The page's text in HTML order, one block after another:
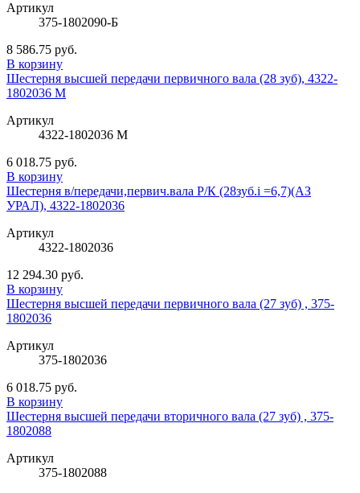
Артикул
375-1802090-Б
8 586.75 руб.
В корзину
Шестерня высшей передачи первичного вала (28 зуб), 4322-
1802036 М
Артикул
4322-1802036 М
6 018.75 руб.
В корзину
Шестерня в/передачи,первич.вала Р/К (28зуб.i =6,7)(АЗ
УРАЛ), 4322-1802036
Артикул
4322-1802036
12 294.30 руб.
В корзину
Шестерня высшей передачи первичного вала (27 зуб) , 375-
1802036
Артикул
375-1802036
6 018.75 руб.
В корзину
Шестерня высшей передачи вторичного вала (27 зуб) , 375-
1802088
Артикул
375-1802088